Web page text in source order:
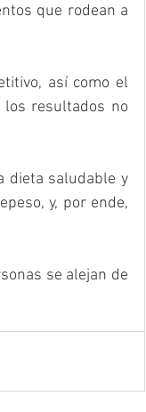
que rodean a
así como el
los resultados no
dieta saludable y
y, por ende,
se alejan de